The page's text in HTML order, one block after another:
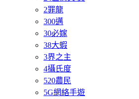
2罪龍
300邁
30必嫁
38大蝦
3界之主
4攝氏度
520農民
5G網絡手遊